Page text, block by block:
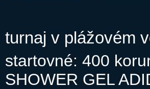
turnaj v plážovém
startovné: 400
SHOWER GEL